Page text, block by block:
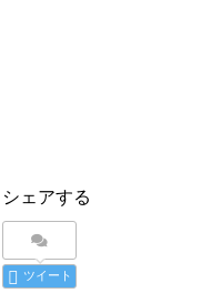
シェアする
ツイート